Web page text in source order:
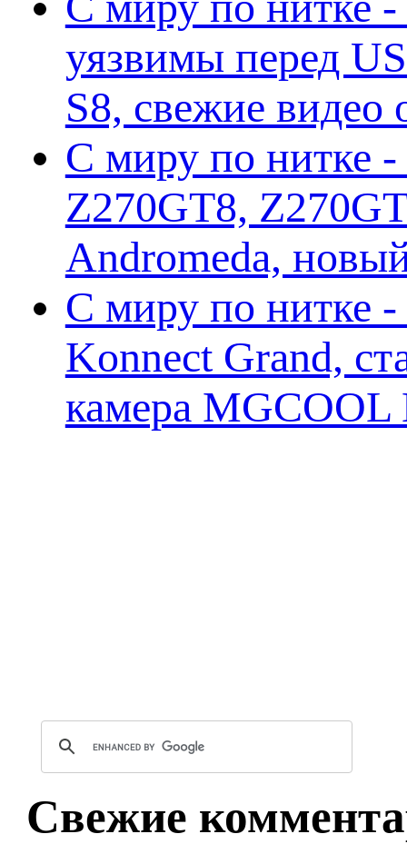
уязвимы перед
S8, свежие
С миру по нитке -
Z270GT8,
Andromeda,
С миру по нитке -
Konnect Grand,
камера MGCOOL
Свежие